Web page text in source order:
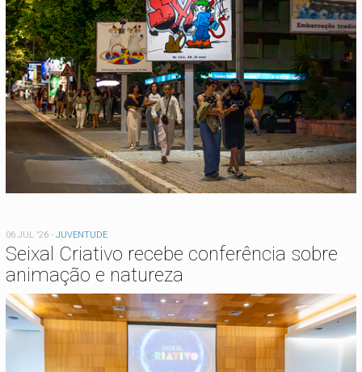
06 JUL '26 - JUVENTUDE
Seixal Criativo recebe conferência sobre
animação e natureza